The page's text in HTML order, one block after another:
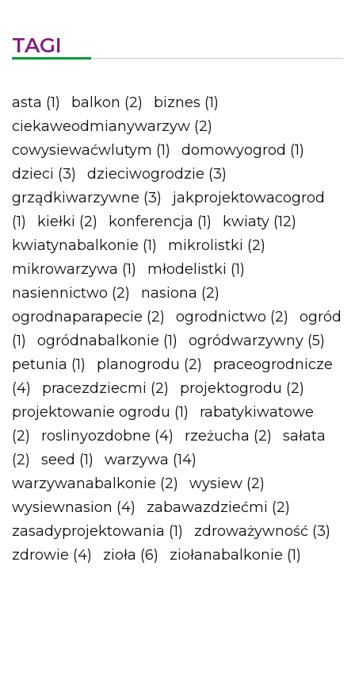
TAGI
asta (1) balkon (2) biznes (1)
ciekaweodmianywarzyw (2)
cowysiewaćwlutym (1) domowyogrod (1)
dzieci (3) dzieciwogrodzie (3)
grządkiwarzywne (3)
jakprojektowacogrod
(1)
kiełki (2) konferencja (1) kwiaty (12)
kwiatynabalkonie (1) mikrolistki (2)
mikrowarzywa (1) młodelistki (1)
nasiennictwo (2) nasiona (2)
ogrodnaparapecie (2) ogrodnictwo (2)
ogród
(1)
ogródnabalkonie (1) ogródwarzywny (5)
petunia (1) planogrodu (2)
praceogrodnicze
(4)
pracezdziecmi (2) projektogrodu (2)
projektowanie ogrodu (1)
rabatykiwatowe
(2)
roslinyozdobne (4) rzeżucha (2)
sałata
(2)
seed (1) warzywa (14)
warzywanabalkonie (2) wysiew (2)
wysiewnasion (4) zabawazdziećmi (2)
zasadyprojektowania (1) zdroważywność (3)
zdrowie (4) zioła (6) ziołanabalkonie (1)